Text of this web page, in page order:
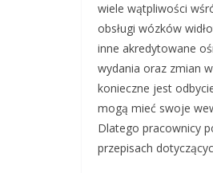
wiele wątpliwości
obsługi wózków
inne akredytowane
wydania oraz zmian
konieczne jest
mogą mieć swoje
Dlatego pracownicy
przepisach